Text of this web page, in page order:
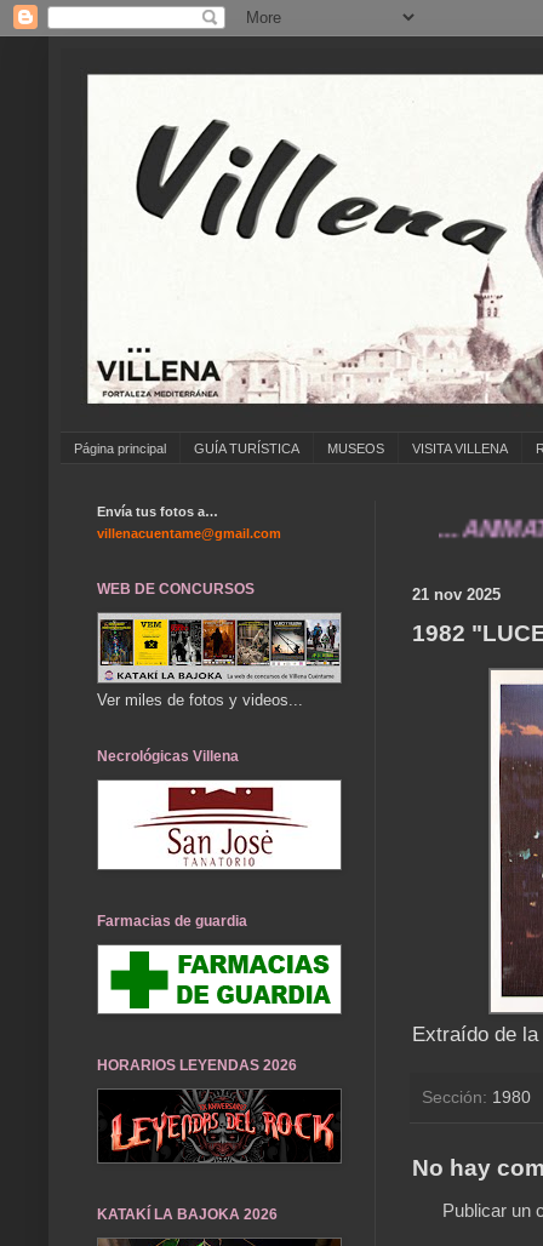
Página principal GUÍA TURÍSTICA MUSEOS VISITA VILLENA
... ANÍMATE A
21 nov 2025
1982
Extraído de
Sección: 1980
No hay
Publicar un
Envía tus fotos a…
villenacuentame@gmail.com
WEB DE CONCURSOS
Ver miles de fotos y videos...
Necrológicas Villena
Farmacias de guardia
HORARIOS LEYENDAS 2026
KATAKÍ LA BAJOKA 2026